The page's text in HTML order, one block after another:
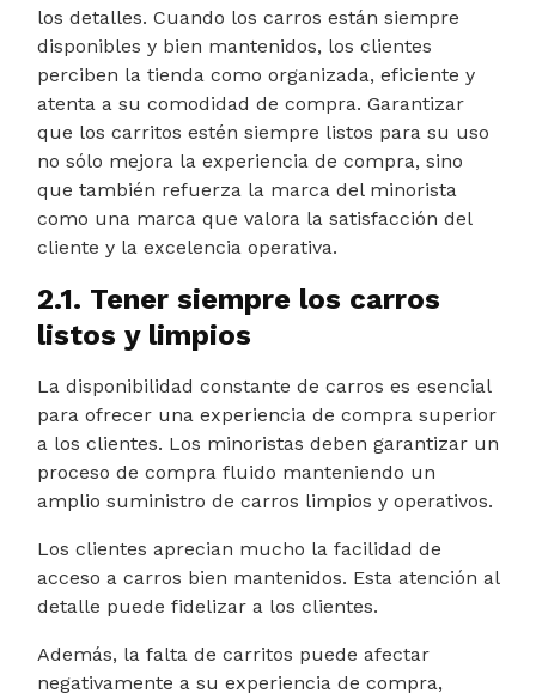
los detalles. Cuando los carros están siempre
disponibles y bien mantenidos, los clientes
perciben la tienda como organizada, eficiente y
atenta a su comodidad de compra. Garantizar
que los carritos estén siempre listos para su uso
no sólo mejora la experiencia de compra, sino
que también refuerza la marca del minorista
como una marca que valora la satisfacción del
cliente y la excelencia operativa.
2.1. Tener siempre los carros
listos y limpios
La disponibilidad constante de carros es esencial
para ofrecer una experiencia de compra superior
a los clientes. Los minoristas deben garantizar un
proceso de compra fluido manteniendo un
amplio suministro de carros limpios y operativos.
Los clientes aprecian mucho la facilidad de
acceso a carros bien mantenidos. Esta atención al
detalle puede fidelizar a los clientes.
Además, la falta de carritos puede afectar
negativamente a su experiencia de compra,